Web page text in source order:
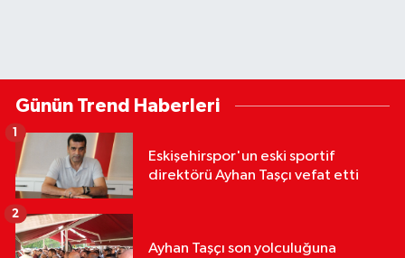
Günün Trend Haberleri
Eskişehirspor'un eski sportif
direktörü Ayhan Taşçı vefat etti
1
Ayhan Taşçı son yolculuğuna
2